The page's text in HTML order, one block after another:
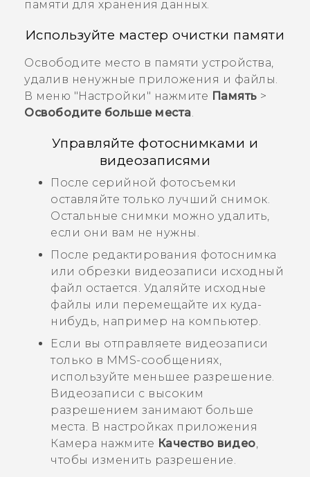
памяти для хранения данных.
Используйте мастер очистки памяти
Освободите место в памяти устройства,
удалив ненужные приложения и файлы.
В меню "‍Настройки"‍ нажмите Память >
Освободите больше места.
Управляйте фотоснимками и
видеозаписями
После серийной фотосъемки
оставляйте только лучший снимок.
Остальные снимки можно удалить,
если они вам не нужны.
После редактирования фотоснимка
или обрезки видеозаписи исходный
файл остается. Удаляйте исходные
файлы или перемещайте их куда-
нибудь, например на компьютер.
Если вы отправляете видеозаписи
только в MMS-сообщениях,
используйте меньшее разрешение.
Видеозаписи с высоким
разрешением занимают больше
места. В настройках приложения
Камера нажмите Качество видео
чтобы изменить разрешение.